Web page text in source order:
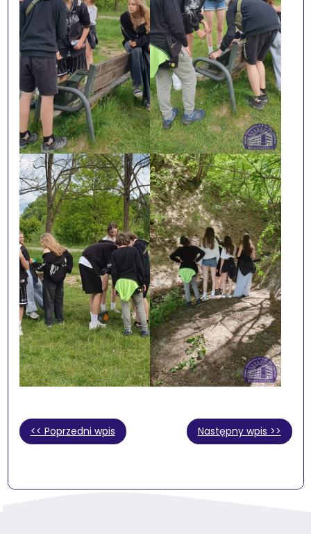
<< Poprzedni wpis Następny wpis >>